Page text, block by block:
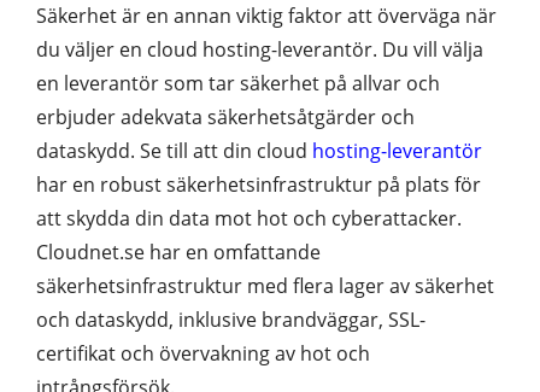
Säkerhet är en annan viktig faktor att överväga när
du väljer en cloud hosting-leverantör. Du vill välja
en leverantör som tar säkerhet på allvar och
erbjuder adekvata säkerhetsåtgärder och
dataskydd. Se till att din cloud hosting-leverantör
har en robust säkerhetsinfrastruktur på plats för
att skydda din data mot hot och cyberattacker.
Cloudnet.se har en omfattande
säkerhetsinfrastruktur med flera lager av säkerhet
och dataskydd, inklusive brandväggar, SSL-
certifikat och övervakning av hot och